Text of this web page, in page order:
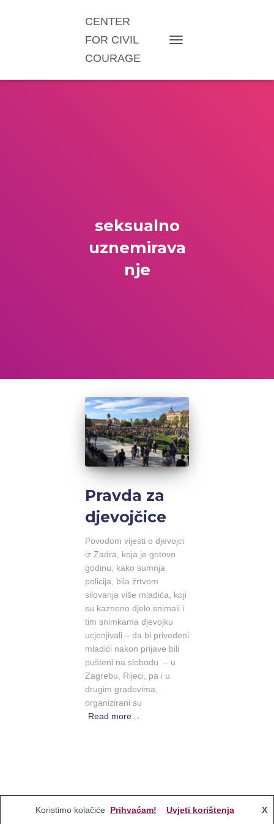
CENTER
FOR CIVIL
COURAGE
seksualno
uznemirava
nje
Pravda za
djevojčice
Povodom vijesti o djevojci
iz Zadra, koja je gotovo
godinu, kako sumnja
policija, bila žrtvom
silovanja više mladića, koji
su kazneno djelo snimali i
tim snimkama djevojku
ucjenjivali – da bi privedeni
mladići nakon prijave bili
pušteni na slobodu – u
Zagrebu, Rijeci, pa i u
drugim gradovima,
organizirani su
Read more…
Koristimo kolačiće X
Prihvaćam! Uvjeti korištenja